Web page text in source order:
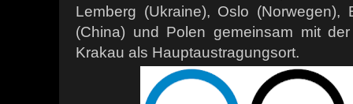
Lemberg (Ukraine), Oslo (Norwegen),
(China) und Polen gemeinsam mit
Krakau als Hauptaustragungsort.